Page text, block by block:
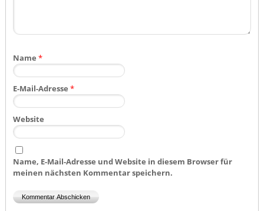
Name *
E-Mail-Adresse *
Website
Name, E-Mail-Adresse und Website in diesem Browser für
meinen nächsten Kommentar speichern.